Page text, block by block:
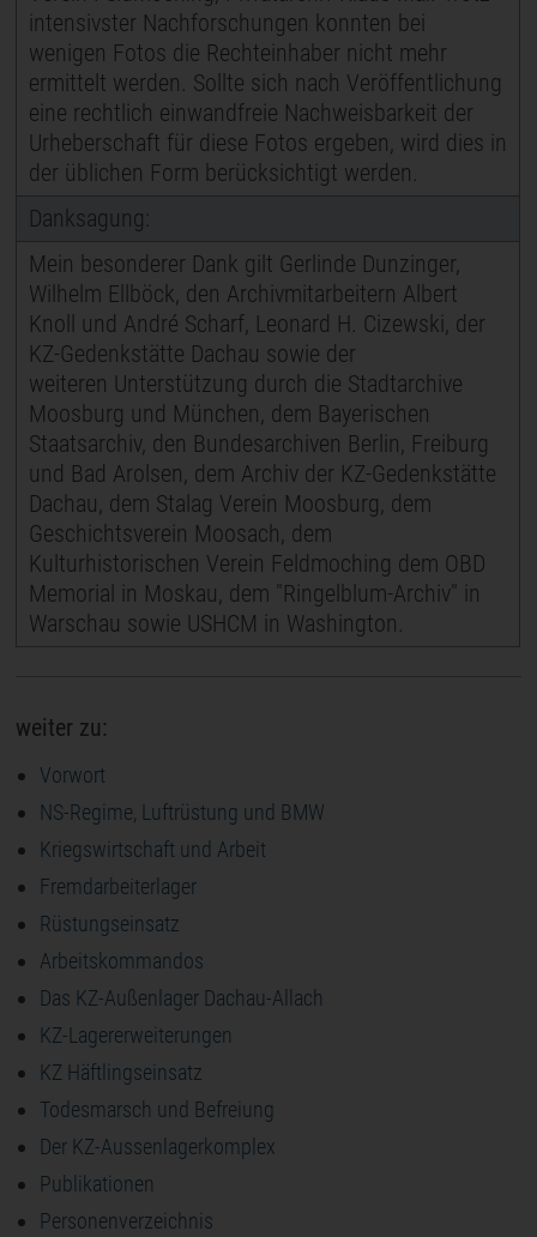
intensivster Nachforschungen konnten bei
wenigen Fotos die Rechteinhaber nicht mehr
ermittelt werden. Sollte sich nach Veröffentlichung
eine rechtlich einwandfreie Nachweisbarkeit der
Urheberschaft für diese Fotos ergeben, wird dies in
der üblichen Form berücksichtigt werden.
Danksagung:
Mein besonderer Dank gilt Gerlinde Dunzinger,
Wilhelm Ellböck, den Archivmitarbeitern Albert
Knoll und André Scharf, Leonard H. Cizewski, der
KZ-Gedenkstätte Dachau sowie der
weiteren Unterstützung durch die Stadtarchive
Moosburg und München, dem Bayerischen
Staatsarchiv, den Bundesarchiven Berlin, Freiburg
und Bad Arolsen, dem Archiv der KZ-Gedenkstätte
Dachau, dem Stalag Verein Moosburg, dem
Geschichtsverein Moosach, dem
Kulturhistorischen Verein Feldmoching dem OBD
Memorial in Moskau, dem "Ringelblum-Archiv" in
Warschau sowie USHCM in Washington.
weiter zu:
Vorwort
NS-Regime, Luftrüstung und BMW
Kriegswirtschaft und Arbeit
Fremdarbeiterlager
Rüstungseinsatz
Arbeitskommandos
Das KZ-Außenlager Dachau-Allach
KZ-Lagererweiterungen
KZ Häftlingseinsatz
Todesmarsch und Befreiung
Der KZ-Aussenlagerkomplex
Publikationen
Personenverzeichnis